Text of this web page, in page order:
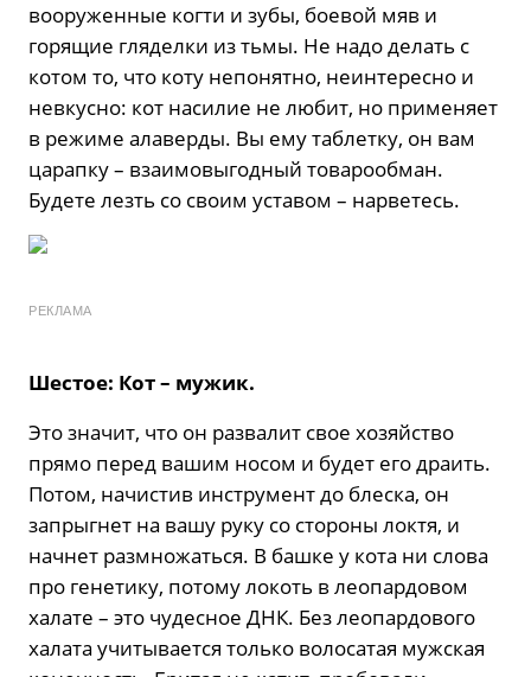
вооруженные когти и зубы, боевой мяв и
горящие гляделки из тьмы. Не надо делать с
котом то, что коту непонятно, неинтересно и
невкусно: кот насилие не любит, но применяет
в режиме алаверды. Вы ему таблетку, он вам
царапку – взаимовыгодный товарообман.
Будете лезть со своим уставом – нарветесь.
РЕКЛАМА
Шестое: Кот – мужик.
Это значит, что он развалит свое хозяйство
прямо перед вашим носом и будет его драить.
Потом, начистив инструмент до блеска, он
запрыгнет на вашу руку со стороны локтя, и
начнет размножаться. В башке у кота ни слова
про генетику, потому локоть в леопардовом
халате – это чудесное ДНК. Без леопардового
халата учитывается только волосатая мужская